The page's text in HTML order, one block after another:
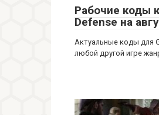
Рабочие коды
Defense на
Актуальные коды для
любой другой игре